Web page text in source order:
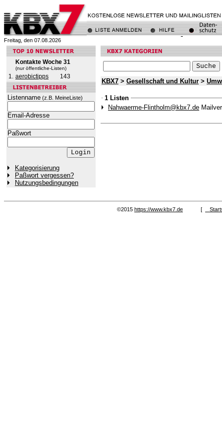
Freitag, den 07.08.2026
Kontakte Woche 31
(nur öffentliche-Listen)
1. aerobictipps 143
Listenname (z.B. MeineListe)
Email-Adresse
Paßwort
Kategorisierung
Paßwort vergessen?
Nutzungsbedingungen
KBX7 > Gesellschaft und Kultur >
1 Listen
Nahwaerme-Flintholm@kbx7.de
©2015 https://www.kbx7.de [